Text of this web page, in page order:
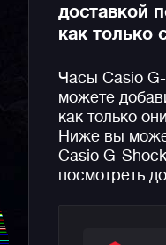
доставкой
как только
Часы Casio
можете
как только
Ниже вы
Casio G-
посмотреть